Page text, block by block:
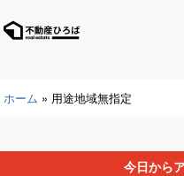
ン
ツ
不
ひ
ホーム » 用途地域無指定
今日から